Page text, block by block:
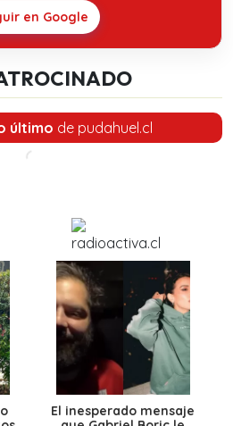
en Google
último de pudahuel.cl
El inesperado mensaje